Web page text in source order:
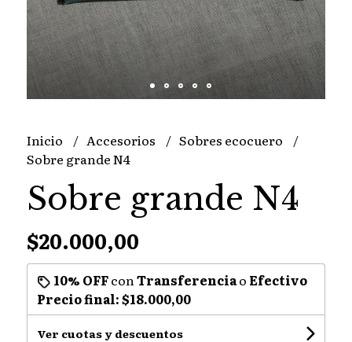
Inicio Accesorios
Sobres ecocuero
Sobre grande N4
Sobre grande N4
$20.000,00
10% OFFconTransferenciao Efectivo
Precio final:$18.000,00
Ver cuotas y descuentos